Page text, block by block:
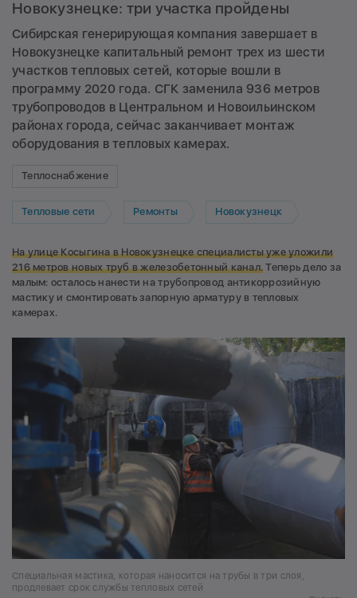
Новокузнецке: три участка пройдены
Сибирская генерирующая компания завершает в
Новокузнецке капитальный ремонт трех из шести
участков тепловых сетей, которые вошли в
программу 2020 года. СГК заменила 936 метров
трубопроводов в Центральном и Новоильинском
районах города, сейчас заканчивает монтаж
оборудования в тепловых камерах.
Теплоснабжение
Тепловые сети Ремонты Новокузнецк
На улице Косыгина в Новокузнецке специалисты уже уложили
216 метров новых труб в железобетонный канал. Теперь дело за
малым: осталось нанести на трубопровод антикоррозийную
мастику и смонтировать запорную арматуру в тепловых
камерах.
Специальная мастика, которая наносится на трубы в три слоя,
продлевает срок службы тепловых сетей